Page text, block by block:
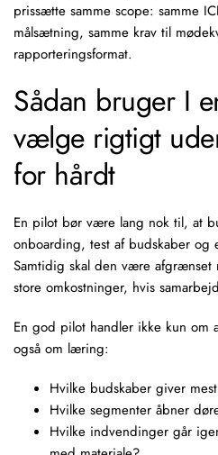
prissætte samme scope: samme
målsætning, samme krav til
rapporteringsformat.
Sådan bruger I
vælge rigtigt
for hårdt
En pilot bør være lang nok til, at
onboarding, test af budskaber og
Samtidig skal den være
store omkostninger, hvis
En god pilot handler ikke kun om
også om læring:
Hvilke budskaber giver
Hvilke segmenter åbner
Hvilke indvendinger går